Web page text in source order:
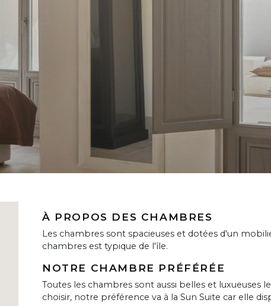
À PROPOS DES CHAMBRES
Les chambres sont spacieuses et dotées d'un
chambres est typique de l'île.
NOTRE CHAMBRE PRÉFÉRÉE
Toutes les chambres sont aussi belles et luxueuses
choisir, notre préférence va à la Sun Suite car elle